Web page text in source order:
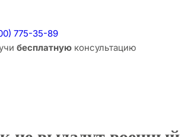
775-35-89
бесплатную консультацию